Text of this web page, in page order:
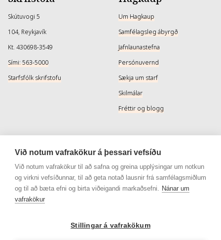
Skútuvogi 5
104, Reykjavík
Kt. 430698-3549
Sími: 563-5000
Starfsfólk skrifstofu
Um Hagkaup
Samfélagsleg ábyrgð
Jafnlaunastefna
Persónuvernd
Sækja um starf
Skilmálar
Fréttir og blogg
Þjónusta
Afhendingarmöguleikar
Skilareglur
Algengar spurningar
Samfélagsmiðlar
Instagram
Instagram - Snyrtivara
Við notum vafrakökur á þessari vefsíðu
Við notum vafrakökur til að safna og greina upplýsingar um notkun
og virkni vefsíðunnar, til að geta notað lausnir frá samfélagsmiðlum
og til að bæta efni og birta viðeigandi markaðsefni. Nánar um
vafrakökur
Stillingar á vafrakökum